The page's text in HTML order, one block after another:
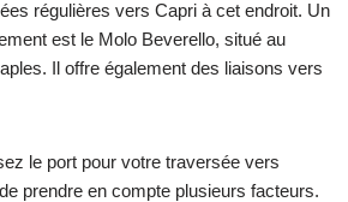
régulières vers Capri à cet endroit. Un
est le Molo Beverello, situé au
Il offre également des liaisons vers
le port pour votre traversée vers
prendre en compte plusieurs facteurs.